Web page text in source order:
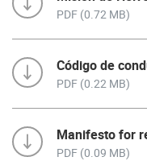
PDF (0.72 MB)
Código de
PDF (0.22 MB)
Manifesto for
PDF (0.09 MB)